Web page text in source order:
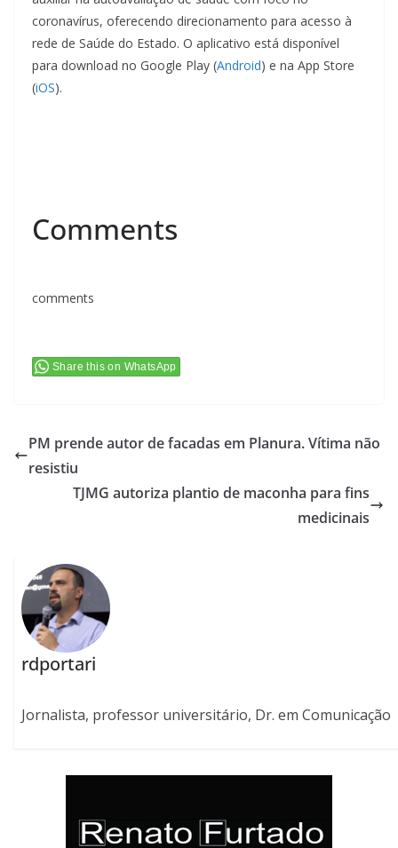
coronavírus, oferecendo direcionamento para acesso à
rede de Saúde do Estado. O aplicativo está disponível
para download no Google Play (Android) e na App Store
(iOS).
Comments
comments
Share this on WhatsApp
PM prende autor de facadas em Planura. Vítima não
resistiu
TJMG autoriza plantio de maconha para fins
medicinais
rdportari
Jornalista, professor universitário, Dr. em Comunicação